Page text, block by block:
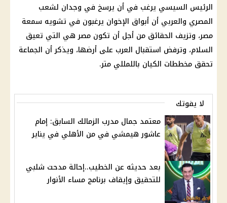
الرئيس السيسي يرغب في أن يرسخ في وجدان لشعب
المصري والعربي أن أبواق الإخوان يرغبون في تشويه سمعة
مصر، وتزيف الحقائق من أجل أن تكون مصر هي التي تعيق
السلام، وترفض استقبال العرب على أرضها، ويذكر أن الجماعة
تحقق مخططات الكيان باللمللي متر.
لا يفوتك
معتمد جمال مدرب الزمالك السابق: إمام
عاشور هيمشي في من الأهلي في يناير
بعد حديثه عن الخطيب..إحالة مدحت شلبي
للتحقيق وإيقاف برنامج مساء الأنوار